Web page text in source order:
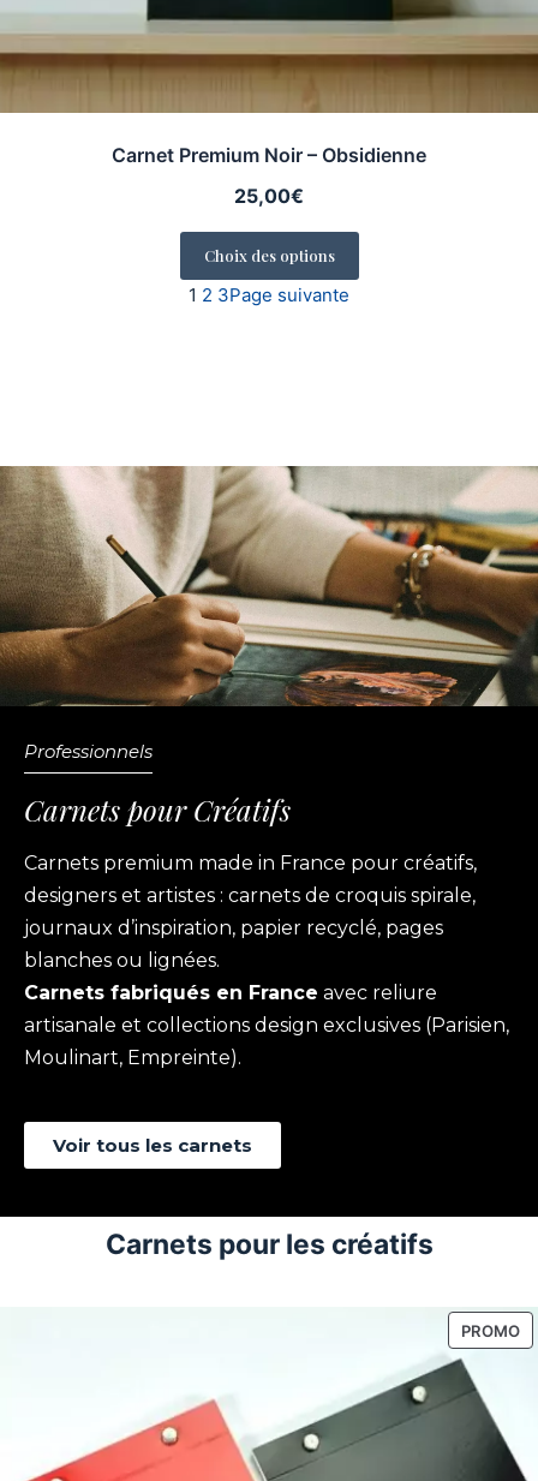
Carnet Premium Noir – Obsidienne
25,00€
Choix des options
1 2 3Page suivante
Professionnels
Carnets pour Créatifs
Carnets premium made in France pour créatifs,
designers et artistes : carnets de croquis spirale,
journaux d’inspiration, papier recyclé, pages
blanches ou lignées.
Carnets fabriqués en France avec reliure
artisanale et collections design exclusives (Parisien,
Moulinart, Empreinte).
Voir tous les carnets
Carnets pour les créatifs
PROMO